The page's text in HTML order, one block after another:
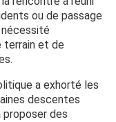
ou de passage
terrain et de
a exhorté les
descentes
des